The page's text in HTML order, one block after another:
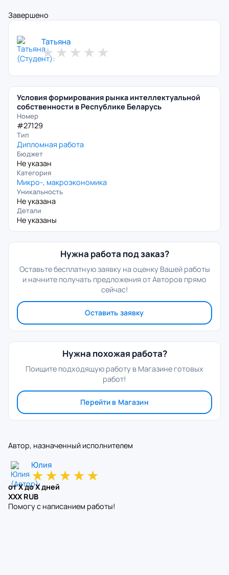
Завершено
Татьяна
★ ★ ★ ★ ★
Условия формирования рынка интеллектуальной
собственности в Республике Беларусь
Номер
#27129
Тип
Дипломная работа
Бюджет
Не указан
Категория
Микро-, макроэкономика
Уникальность
Не указана
Детали
Не указаны
Нужна работа под заказ?
Оставьте бесплатную заявку на оценку Вашей работы
и начните получать предложения от Авторов прямо
сейчас!
Оставить заявку
Нужна похожая работа?
Поищите подходящую работу в Магазине готовых
работ!
Перейти в Магазин
Автор, назначенный исполнителем
Юлия
★★★★★
от X до X дней
XXX RUB
Помогу с написанием работы!